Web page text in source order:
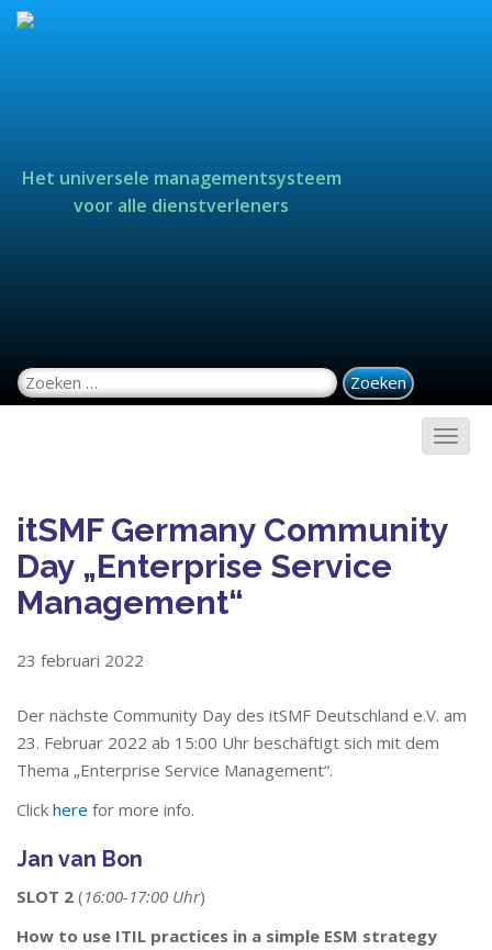
Het universele managementsysteem
voor alle dienstverleners
Zoeken naar:
itSMF Germany Community
Day „Enterprise Service
Management“
23 februari 2022
Der nächste Community Day des itSMF Deutschland e.V. am
23. Februar 2022 ab 15:00 Uhr beschäftigt sich mit dem
Thema „Enterprise Service Management“.
Click here for more info.
Jan van Bon
SLOT 2 (16:00-17:00 Uhr)
How to use ITIL practices in a simple ESM strategy